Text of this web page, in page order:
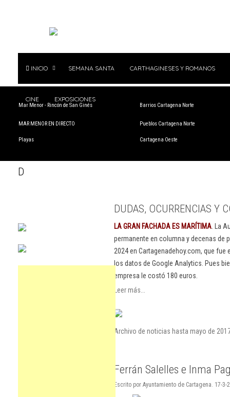
INICIO SEMANA SANTA CARTHAGINESES Y ROMANOS
CINE EXPOSICIONES
Mar Menor - Rincón de San Ginés
MAR MENOR EN DIRECTO
Playas
Barrios Cartagena Norte
Pueblos Cartagena Norte
Cartagena Oeste
D
DUDAS, OCURRENCIAS Y
LA GRAN FACHADA ES MARÍTIMA . La
permanente en columna y decenas
2024 en Cartagenadehoy.com, que
los datos de Google Analytics. Pues
empresa le costó 180 euros.
Leer más...
Archivo de noticias hasta mayo de
Ferrán Salelles e Inma
Escrito por Ayuntamiento de Cartagena. 17-3-